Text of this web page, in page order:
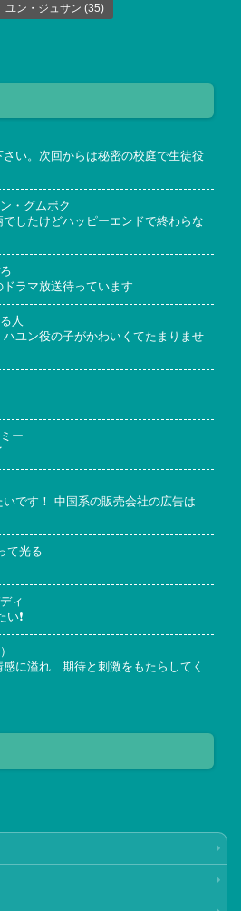
ユン・ジュサン (35)
い。次回からは秘密の校庭で生徒役
・グムボク
したけどハッピーエンドで終わらな
ラマ放送待っています
人
ユン役の子がかわいくてたまりませ
ー
です！ 中国系の販売会社の広告は
て光る
ィ
❗
感に溢れ 期待と刺激をもたらしてく